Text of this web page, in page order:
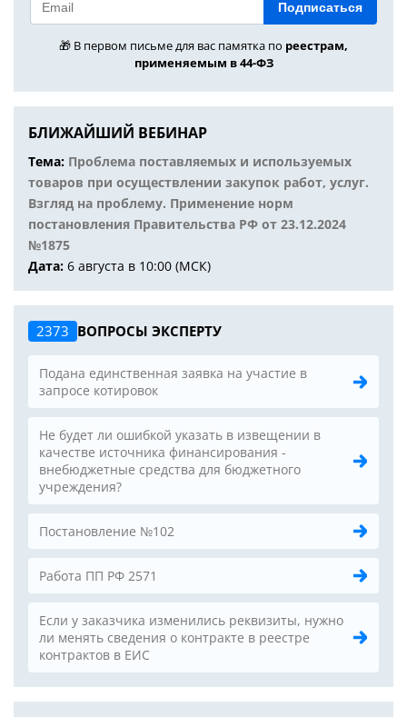
Подписаться
🎁 В первом письме для вас памятка по реестрам,
применяемым в 44-ФЗ
БЛИЖАЙШИЙ ВЕБИНАР
Тема: Проблема поставляемых и используемых
товаров при осуществлении закупок работ, услуг.
Взгляд на проблему. Применение норм
постановления Правительства РФ от 23.12.2024
№1875
Дата: 6 августа в 10:00 (МСК)
2373 ВОПРОСЫ ЭКСПЕРТУ
Подана единственная заявка на участие в
запросе котировок
Не будет ли ошибкой указать в извещении в
качестве источника финансирования -
внебюджетные средства для бюджетного
учреждения?
Постановление №102
Работа ПП РФ 2571
Если у заказчика изменились реквизиты, нужно
ли менять сведения о контракте в реестре
контрактов в ЕИС